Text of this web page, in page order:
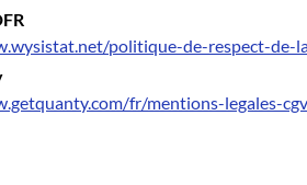
politique-de-respect-de-
fr/mentions-legales-cgv